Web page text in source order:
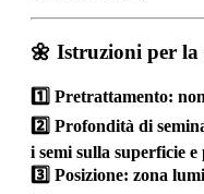
🌼 Istruzioni per la
1️⃣ Pretrattamento:
2️⃣ Profondità di
i semi sulla superficie
3️⃣ Posizione: zona